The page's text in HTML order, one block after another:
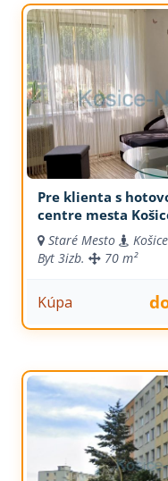
Pre klienta s
centre mesta
Staré Mesto
Košice
Byt 3izb. 70 m²
Kúpa